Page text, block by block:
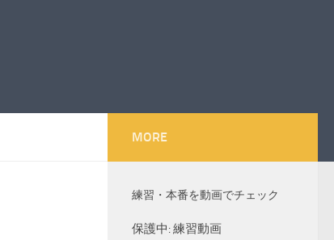
MORE
練習・本番を動画でチェック
保護中: 練習動画